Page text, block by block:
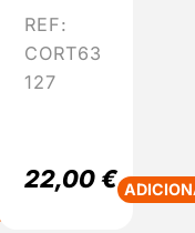
REF:
CORT63
127
22,00€